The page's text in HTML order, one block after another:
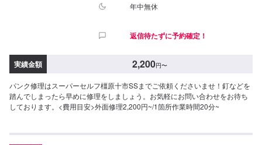
年中無休
返信待たずに予約確定！
実績金額 2,200円〜
パンク修理はスーパーセルフ橿原十市SSまでご依頼くださいませ！釘などを
踏んでしまったら早めに修理をしましょう。お気軽にお問い合わせをお待ち
しております。<費用目安>外面修理2,200円~/1箇所作業時間20分~